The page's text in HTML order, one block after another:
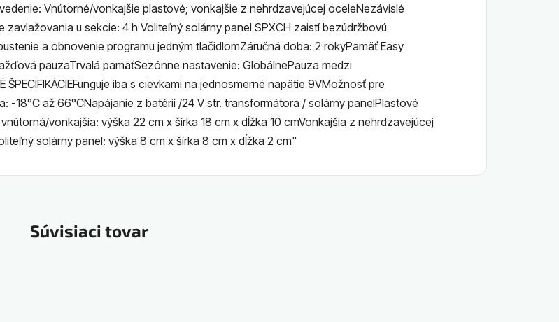
Vnútorné/vonkajšie plastové; vonkajšie z nehrdzavejúcej oceleNezávislé
u sekcie: 4 h Voliteľný solárny panel SPXCH zaistí bezúdržbovú
a obnovenie programu jedným tlačidlomZáručná doba: 2 rokyPamäť Easy
pauzaTrvalá pamäťSezónne nastavenie: GlobálnePauza medzi
iba s cievkami na jednosmerné napätie 9VMožnosť pre
-18°C až 66°CNapájanie z batérií /24 V str. transformátora / solárny panelPlastové
vonkajšia: výška 22 cm x šírka 18 cm x dĺžka 10 cmVonkajšia z nehrdzavejúcej
solárny panel: výška 8 cm x šírka 8 cm x dĺžka 2 cm"
Súvisiaci tovar